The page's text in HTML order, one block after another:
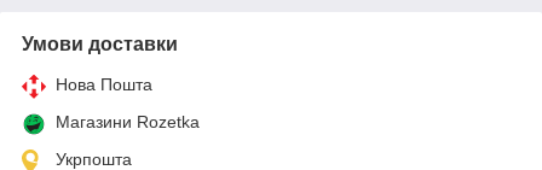
Умови доставки
Нова Пошта
Магазини Rozetka
Укрпошта